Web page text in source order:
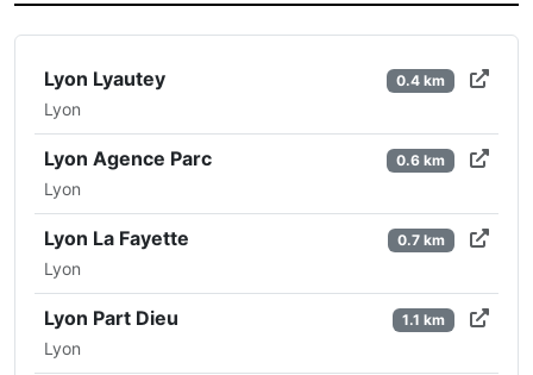
Lyon Lyautey
Lyon
0.4 km
Lyon Agence Parc
Lyon
0.6 km
Lyon La Fayette
Lyon
0.7 km
Lyon Part Dieu
Lyon
1.1 km